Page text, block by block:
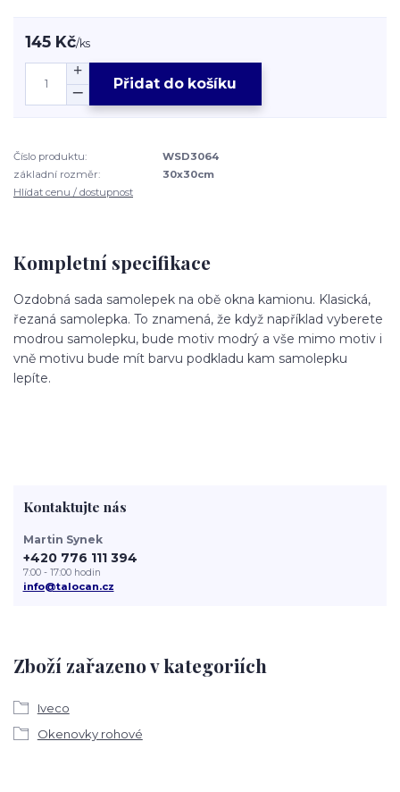
145 Kč/ks
Přidat do košíku
Číslo produktu:
WSD3064
základní rozměr:
30x30cm
Hlídat cenu / dostupnost
Kompletní specifikace
Ozdobná sada samolepek na obě okna kamionu. Klasická,
řezaná samolepka. To znamená, že když například vyberete
modrou samolepku, bude motiv modrý a vše mimo motiv i
vně motivu bude mít barvu podkladu kam samolepku
lepíte.
Zboží zařazeno v kategoriích
Iveco
Okenovky rohové
Kontaktujte nás
Martin Synek
+420 776 111 394
7:00 - 17:00 hodin
info@talocan.cz